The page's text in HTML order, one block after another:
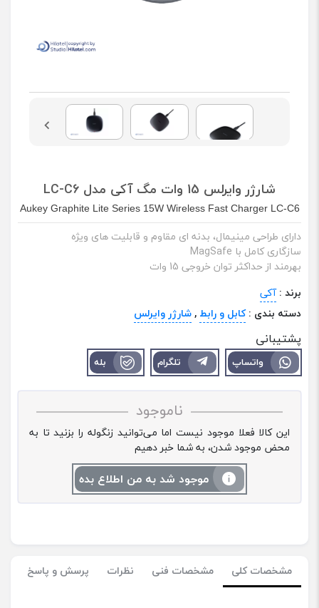
شارژر وایرلس 15 وات مگ آکی مدل LC-C6
Aukey Graphite Lite Series 15W Wireless Fast Charger LC-C6
دارای طراحی مینیمال، بدنه‌ ای مقاوم و قابلیت ‌های ویژه
سازگاری کامل با MagSafe
بهرمند از حداکثر توان خروجی 15 وات
برند : آکی
دسته بندی :کابل و رابط ,شارژر وایرلس
پشتیبانی
واتساپ تلگرام بله
ناموجود
این کالا فعلا موجود نیست اما می‌توانید زنگوله را بزنید تا به
محض موجود شدن، به شما خبر دهیم
موجود شد به من اطلاع بده
مشخصات کلی مشخصات فنی نظرات پرسش و پاسخ